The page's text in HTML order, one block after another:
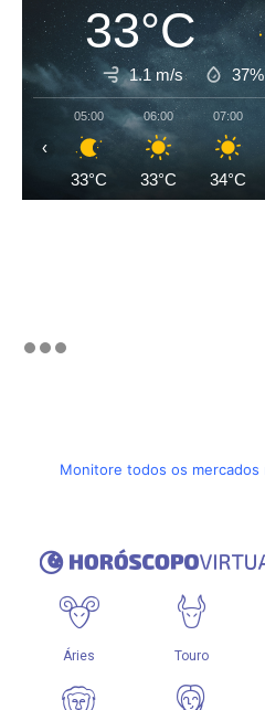
33°C
1.1 m/s 37%
05:00
33°C
06:00
33°C
07:00
34°C
‹
Monitore todos os mercados